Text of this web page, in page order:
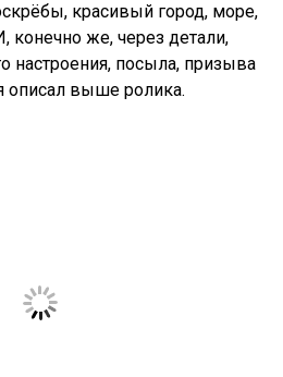
красивый город, море,
конечно же, через детали,
настроения, посыла, призыва
описал выше ролика.